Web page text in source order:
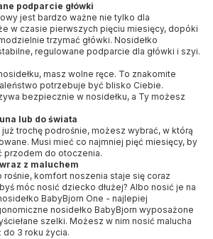
podparcie główki
jest bardzo ważne nie tylko dla
w czasie pierwszych pięciu miesięcy, dopóki
trzymać główki. Nosidełko
regulowane podparcie dla główki i szyi.
masz wolne ręce. To znakomite
potrzebuje być blisko Ciebie.
bezpiecznie w nosidełku, a Ty możesz
lub do świata
trochę podrośnie, możesz wybrać, w którą
Musi mieć co najmniej pięć miesięcy, by
przodem do otoczenia.
z maluchem
rośnie, komfort noszenia staje się coraz
móc nosić dziecko dłużej? Albo nosić je na
BabyBjorn One - najlepiej
nosidełko BabyBjorn wyposażone
szelki. Możesz w nim nosić malucha
do 3 roku życia.